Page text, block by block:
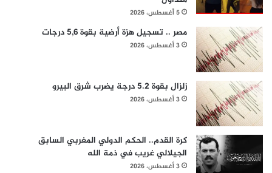
5 أغسطس، 2026
مصر .. تسجيل هزة أرضية بقوة 5,6 درجات
3 أغسطس، 2026
زلزال بقوة 5.2 درجة يضرب شرق البيرو
3 أغسطس، 2026
كرة القدم.. الحكم الدولي المغربي السابق
الجيلالي غريب في ذمة الله
3 أغسطس، 2026